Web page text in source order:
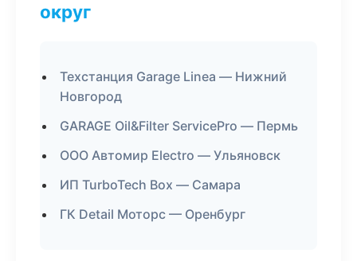
округ
Техстанция Garage Linea — Нижний
Новгород
GARAGE Oil&Filter ServicePro — Пермь
ООО Автомир Electro — Ульяновск
ИП TurboTech Box — Самара
ГК Detail Моторс — Оренбург